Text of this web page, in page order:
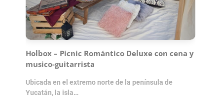
Holbox – Picnic Romántico Deluxe con cena y
musico-guitarrista
Ubicada en el extremo norte de la península de
Yucatán, la isla…